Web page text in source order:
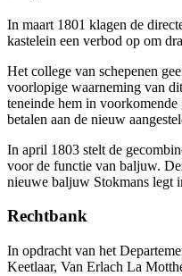
In maart 1801 klagen de
kastelein een verbod op om
Het college van schepenen
voorlopige waarneming van
teneinde hem in voorkomende
betalen aan de nieuw
In april 1803 stelt de
voor de functie van baljuw.
nieuwe baljuw Stokmans legt
Rechtbank
In opdracht van het
Keetlaar, Van Erlach La